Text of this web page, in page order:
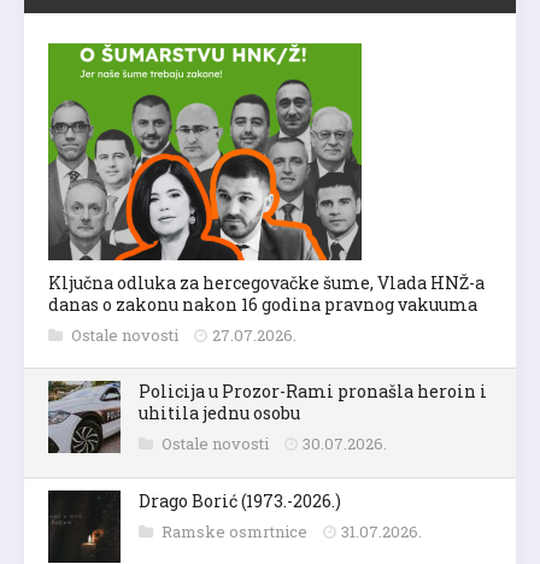
Ključna odluka za hercegovačke šume, Vlada HNŽ-a
danas o zakonu nakon 16 godina pravnog vakuuma
Ostale novosti 27.07.2026.
Policija u Prozor-Rami pronašla heroin i
uhitila jednu osobu
Ostale novosti 30.07.2026.
Drago Borić (1973.-2026.)
Ramske osmrtnice 31.07.2026.